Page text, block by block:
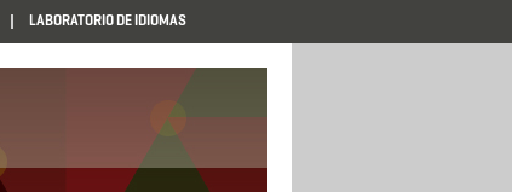
LABORATORIO DE IDIOMAS